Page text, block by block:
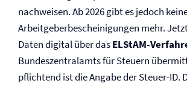
nachweisen. Ab 2026 gibt es jedoch
Arbeitgeberbescheinigungen mehr.
Daten digital über dasELStAM-
Bundeszentralamts für Steuern
pflichtend ist die Angabe der Steuer-ID.